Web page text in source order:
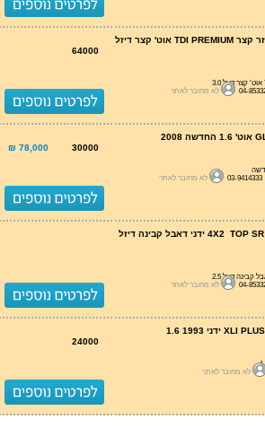
טויוטה לנד קרוזר קצר TDI PREMIUM אוט' קצר דיזל
לא מחובר לאתר
64000
לא מחובר לאתר
30000
78,000 ₪
טויוטה היילקס 4X2 TOP SR ידני דאבל קבינה דיזל
לא מחובר לאתר
לא מחובר לאתר
24000